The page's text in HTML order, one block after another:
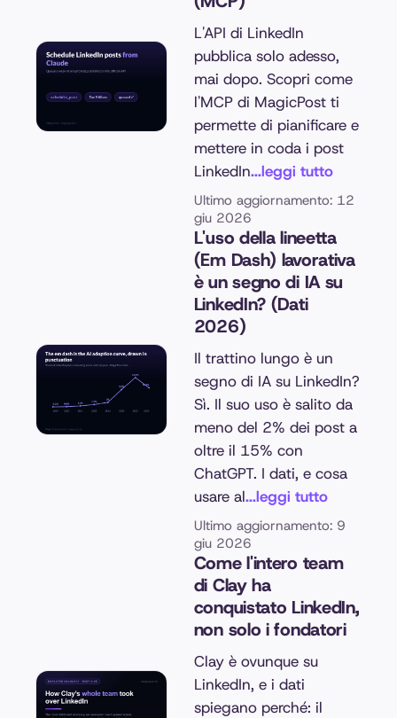
L'API di LinkedIn
pubblica solo adesso,
mai dopo. Scopri come
l'MCP di MagicPost ti
permette di pianificare e
mettere in coda i post
LinkedIn...leggi tutto
Ultimo aggiornamento: 12
giu 2026
L'uso della lineetta
(Em Dash) lavorativa
è un segno di IA su
LinkedIn? (Dati
2026)
Il trattino lungo è un
segno di IA su LinkedIn?
Sì. Il suo uso è salito da
meno del 2% dei post a
oltre il 15% con
ChatGPT. I dati, e cosa
usare al...leggi tutto
Ultimo aggiornamento: 9
giu 2026
Come l'intero team
di Clay ha
conquistato LinkedIn,
non solo i fondatori
Clay è ovunque su
LinkedIn, e i dati
spiegano perché: il